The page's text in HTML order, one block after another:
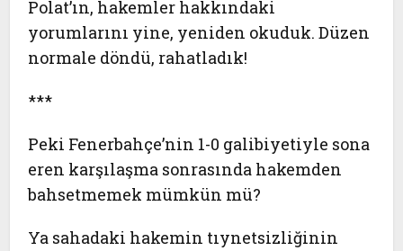
Polat’ın, hakemler hakkındaki
yorumlarını yine, yeniden okuduk. Düzen
normale döndü, rahatladık!
***
Peki Fenerbahçe’nin 1-0 galibiyetiyle sona
eren karşılaşma sonrasında hakemden
bahsetmemek mümkün mü?
Ya sahadaki hakemin tıynetsizliğinin